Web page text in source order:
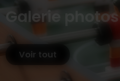
Galerie photos
Voir tout